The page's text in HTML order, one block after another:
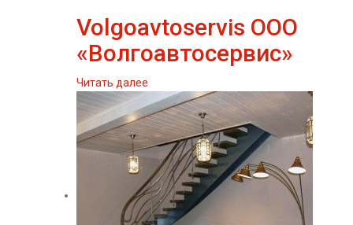
Volgoavtoservis ООО
«Волгоавтосервис»
Читать далее